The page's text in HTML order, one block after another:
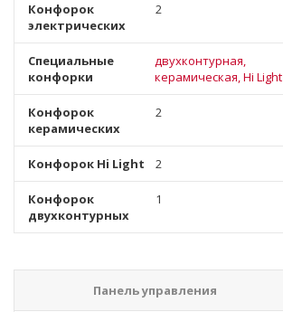
Конфорок
электрических
2
Специальные
конфорки
двухконтурная,
керамическая, Hi Light
Конфорок
керамических
2
Конфорок Hi Light 2
Конфорок
двухконтурных
1
Панель управления